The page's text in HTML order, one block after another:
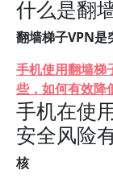
什么是翻
翻墙梯子VPN是
手机使用翻墙梯
些，如何有效降
手机在使
安全风险
核